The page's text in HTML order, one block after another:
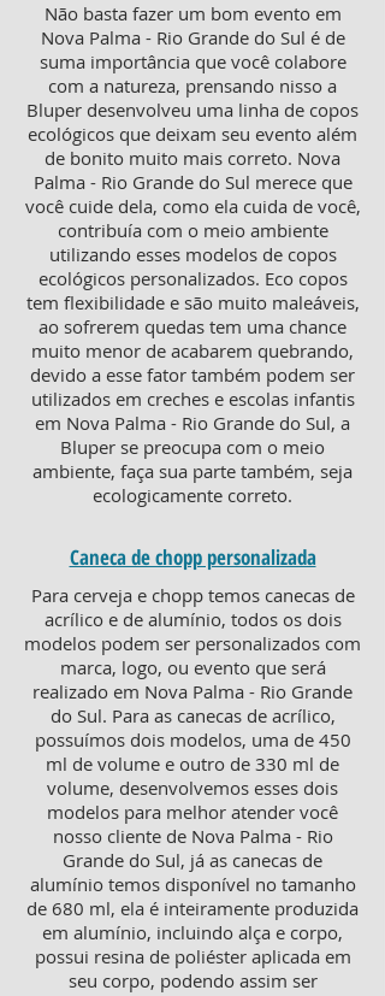
Não basta fazer um bom evento em
Nova Palma - Rio Grande do Sul é de
suma importância que você colabore
com a natureza, prensando nisso a
Bluper desenvolveu uma linha de copos
ecológicos que deixam seu evento além
de bonito muito mais correto. Nova
Palma - Rio Grande do Sul merece que
você cuide dela, como ela cuida de você,
contribuía com o meio ambiente
utilizando esses modelos de copos
ecológicos personalizados. Eco copos
tem flexibilidade e são muito maleáveis,
ao sofrerem quedas tem uma chance
muito menor de acabarem quebrando,
devido a esse fator também podem ser
utilizados em creches e escolas infantis
em Nova Palma - Rio Grande do Sul, a
Bluper se preocupa com o meio
ambiente, faça sua parte também, seja
ecologicamente correto.
Caneca de chopp personalizada
Para cerveja e chopp temos canecas de
acrílico e de alumínio, todos os dois
modelos podem ser personalizados com
marca, logo, ou evento que será
realizado em Nova Palma - Rio Grande
do Sul. Para as canecas de acrílico,
possuímos dois modelos, uma de 450
ml de volume e outro de 330 ml de
volume, desenvolvemos esses dois
modelos para melhor atender você
nosso cliente de Nova Palma - Rio
Grande do Sul, já as canecas de
alumínio temos disponível no tamanho
de 680 ml, ela é inteiramente produzida
em alumínio, incluindo alça e corpo,
possui resina de poliéster aplicada em
seu corpo, podendo assim ser